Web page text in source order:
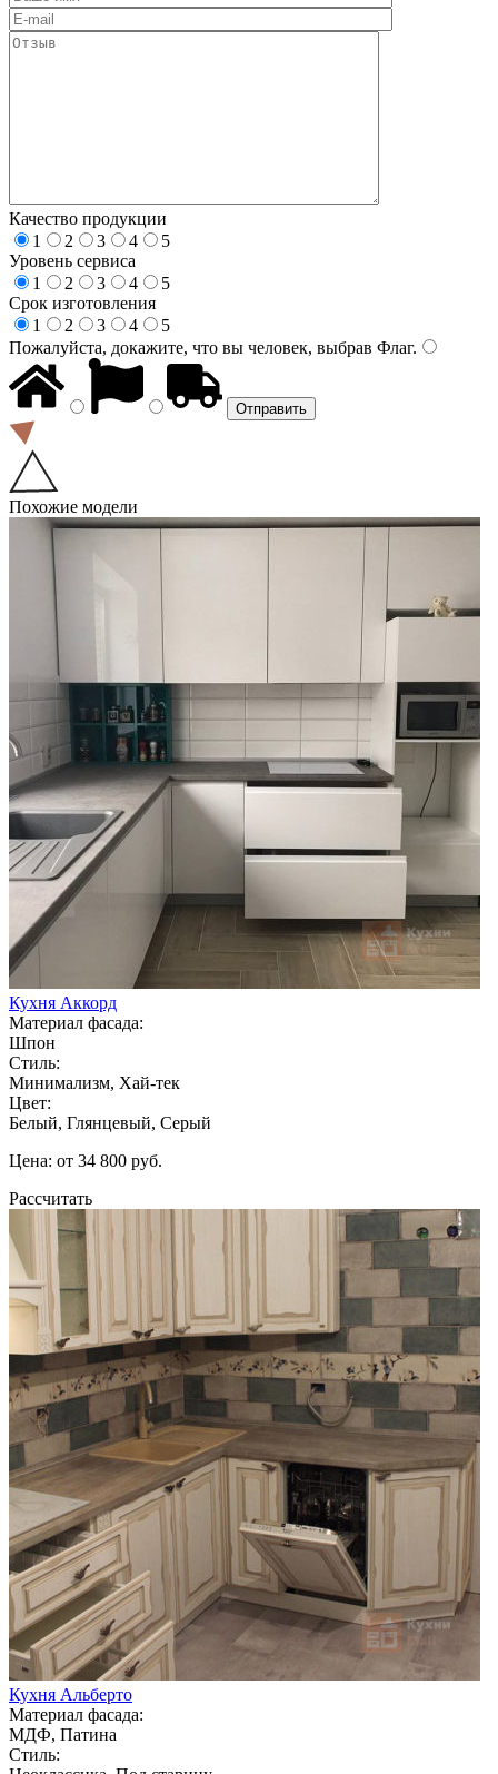
Качество продукции
1
2 3 4
5
Уровень сервиса
1
2 3 4
5
Срок изготовления
1
2 3 4
5
Пожалуйста, докажите, что вы человек, выбрав Флаг.
Похожие модели
Кухня Аккорд
Материал фасада:
Шпон
Стиль:
Минимализм, Хай-тек
Цвет:
Белый, Глянцевый, Серый
Цена: от 34 800 руб.
Рассчитать
Кухня Альберто
Материал фасада:
МДФ, Патина
Стиль: